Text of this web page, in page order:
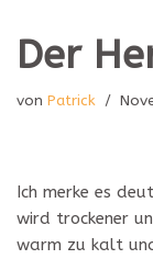
Der
von Patrick
Ich merke es
wird trockener
warm zu kalt